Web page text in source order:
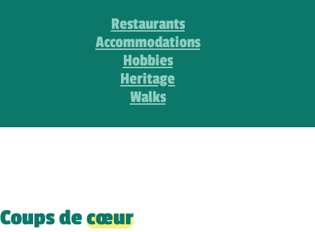
Restaurants
Accommodations
Hobbies
Heritage
Walks
Coups decœur